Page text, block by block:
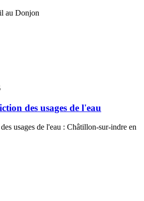
au Donjon
des usages de l'eau
usages de l'eau : Châtillon-sur-indre en